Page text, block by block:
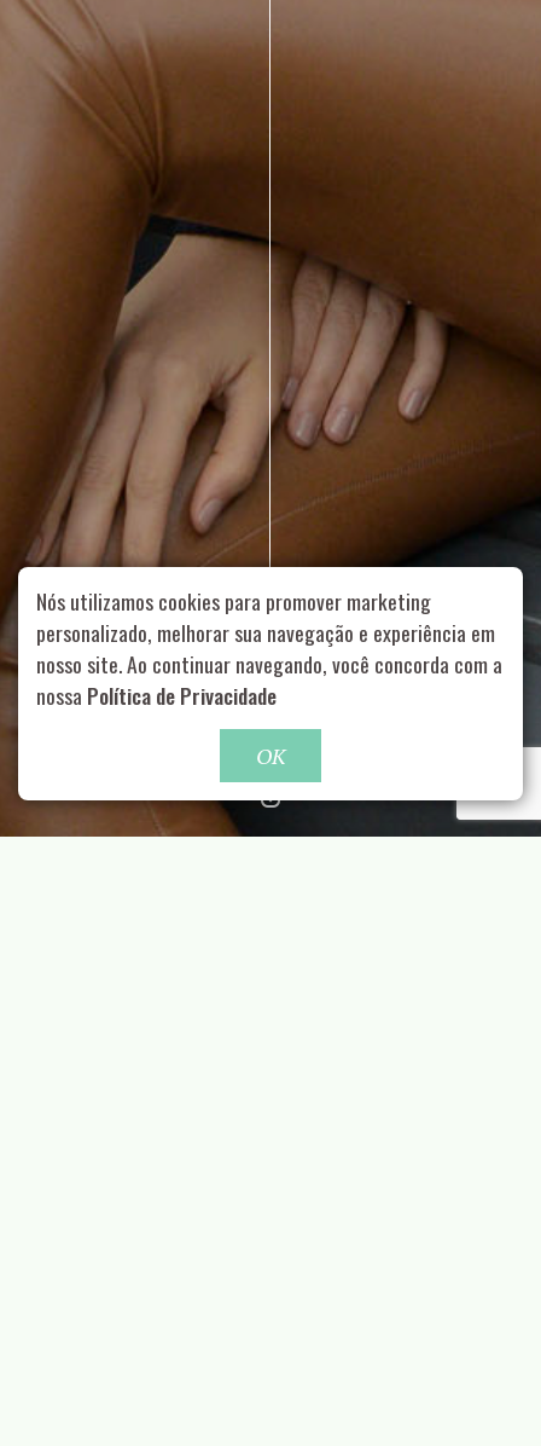
Rua Aurélia, 1714 – Vila Romana, São Paulo – SP | 55 11
99178-5848
contato@nucleofood.com
Role para continar
Nós utilizamos cookies para promover marketing
personalizado, melhorar sua navegação e experiência em
nosso site. Ao continuar navegando, você concorda com a
nossa Política de Privacidade
OK